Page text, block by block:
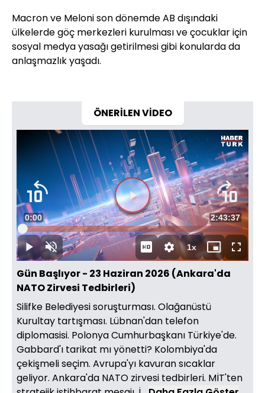
Macron ve Meloni son dönemde AB dışındaki
ülkelerde göç merkezleri kurulması ve çocuklar için
sosyal medya yasağı getirilmesi gibi konularda da
anlaşmazlık yaşadı.
ÖNERİLEN VİDEO
DuraklatSesi
Aç
Süre
0:00 Toplam
Süre
2:43:37
Yüklendi:
0.13%
1xOynatma
Hızı
Mini
oynatıcı
Tam
Ekran
Gün Başlıyor - 23 Haziran 2026 (Ankara'da
NATO Zirvesi Tedbirleri)
Silifke Belediyesi soruşturması. Olağanüstü
Kurultay tartışması. Lübnan'dan telefon
diplomasisi. Polonya Cumhurbaşkanı Türkiye'de.
Gabbard'ı tarikat mı yönetti? Kolombiya'da
çekişmeli seçim. Avrupa'yı kavuran sıcaklar
geliyor. Ankara'da NATO zirvesi tedbirleri. MİT'ten